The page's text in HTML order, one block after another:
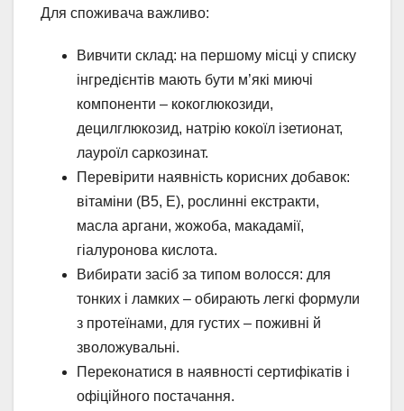
Для споживача важливо:
Вивчити склад: на першому місці у списку
інгредієнтів мають бути м’які миючі
компоненти – кокоглюкозиди,
децилглюкозид, натрію кокоїл ізетионат,
лауроїл саркозинат.
Перевірити наявність корисних добавок:
вітаміни (B5, E), рослинні екстракти,
масла аргани, жожоба, макадамії,
гіалуронова кислота.
Вибирати засіб за типом волосся: для
тонких і ламких – обирають легкі формули
з протеїнами, для густих – поживні й
зволожувальні.
Переконатися в наявності сертифікатів і
офіційного постачання.